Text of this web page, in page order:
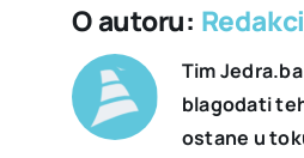
O autoru:
Tim
blagodati
ostane u